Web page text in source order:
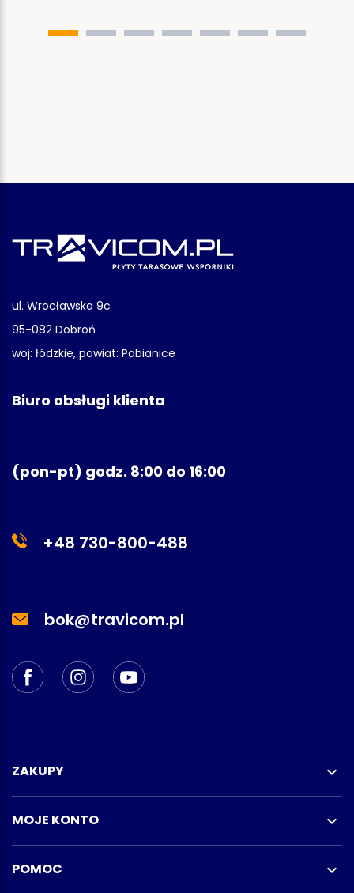
ul. Wrocławska 9c
95-082 Dobroń
woj: łódzkie, powiat: Pabianice
Biuro obsługi klienta
(pon-pt) godz. 8:00 do 16:00
+48 730-800-488
bok@travicom.pl
ZAKUPY 
MOJE KONTO 
POMOC 